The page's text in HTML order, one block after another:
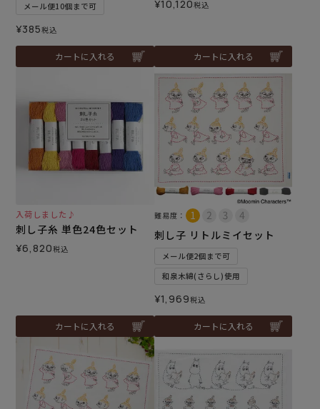
メール便10個まで可
¥385税込
カートに入れる
¥10,120税込
カートに入れる
入荷しました♪
刺し子糸 単色24色セット
¥6,820税込
カートに入れる
難易度：
刺し子 リトルミイセット
メール便2個まで可
和泉木綿(さらし)使用
¥1,969税込
カートに入れる